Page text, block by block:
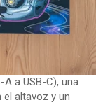
a USB-C), una
el altavoz y un